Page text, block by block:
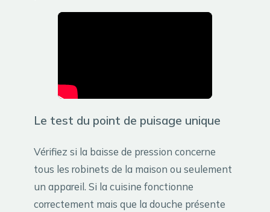
Le test du point de puisage unique
Vérifiez si la baisse de pression concerne
tous les robinets de la maison ou seulement
un appareil. Si la cuisine fonctionne
correctement mais que la douche présente